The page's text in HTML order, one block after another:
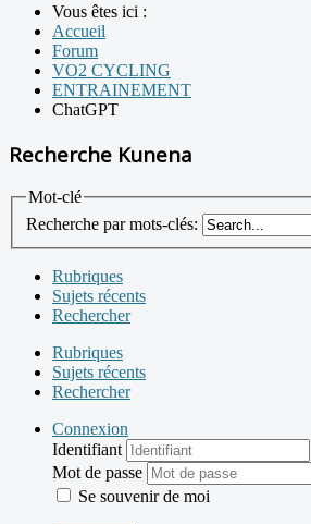
Vous êtes ici :
Accueil
Forum
VO2 CYCLING
ENTRAINEMENT
ChatGPT
Recherche Kunena
Mot-clé
Recherche par mots-clés:
Rubriques
Sujets récents
Rechercher
Rubriques
Sujets récents
Rechercher
Connexion
Identifiant
Mot de passe
Se souvenir de moi